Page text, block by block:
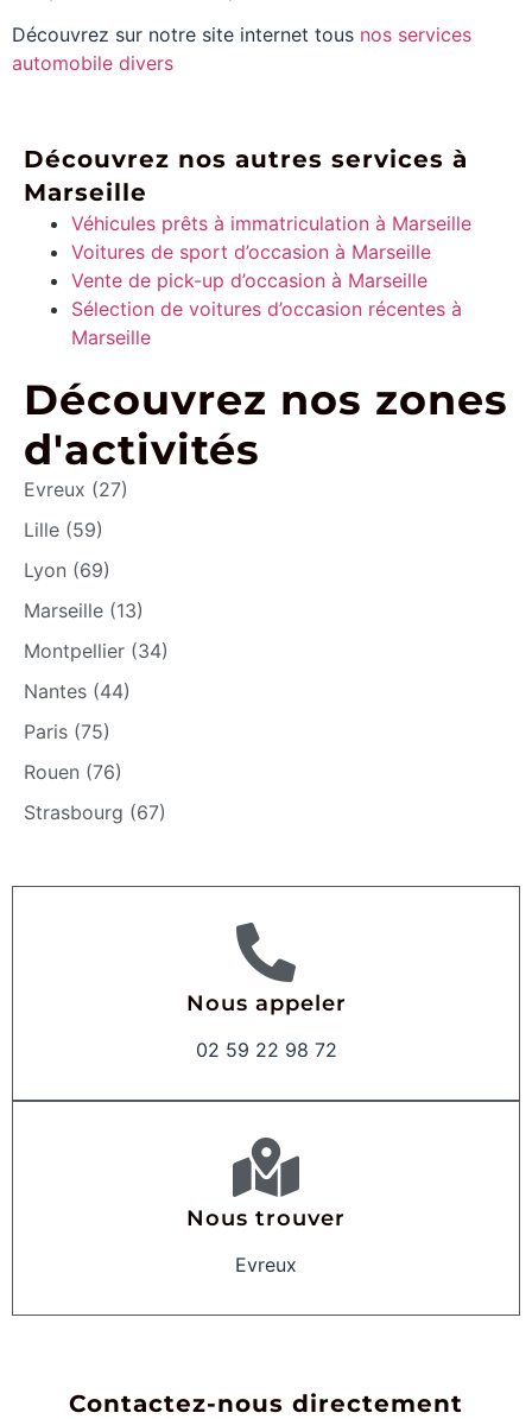
Découvrez sur notre site internet tous nos services
automobile divers
Découvrez nos autres services à
Marseille
Véhicules prêts à immatriculation à Marseille
Voitures de sport d’occasion à Marseille
Vente de pick-up d’occasion à Marseille
Sélection de voitures d’occasion récentes à
Marseille
Découvrez nos zones
d'activités
Evreux (27)
Lille (59)
Lyon (69)
Marseille (13)
Montpellier (34)
Nantes (44)
Paris (75)
Rouen (76)
Strasbourg (67)
Nous appeler
02 59 22 98 72
Nous trouver
Evreux
Contactez-nous directement